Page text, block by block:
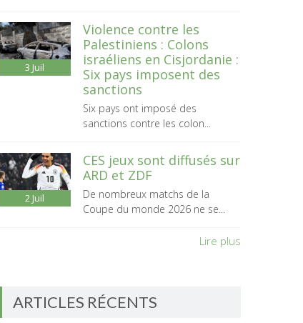
3 Juil
Violence contre les
Palestiniens : Colons
israéliens en Cisjordanie :
Six pays imposent des
sanctions
Six pays ont imposé des
sanctions contre les colon...
2 Juil
CES jeux sont diffusés sur
ARD et ZDF
De nombreux matchs de la
Coupe du monde 2026 ne se...
Lire plus
ARTICLES RÉCENTS